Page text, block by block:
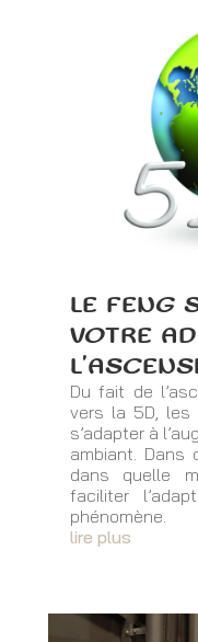
LE FENG
VOTRE
Du fait de
vers la 5D, les
s’adapter à
ambiant. Dans
dans quelle
faciliter
phénomène.
lire plus